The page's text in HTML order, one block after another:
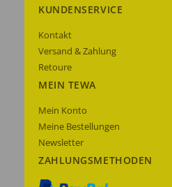
KUNDENSERVICE
Kontakt
Versand & Zahlung
Retoure
MEIN TEWA
Mein Konto
Meine Bestellungen
Newsletter
ZAHLUNGSMETHODEN